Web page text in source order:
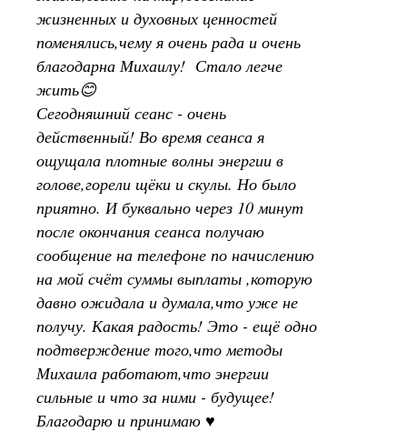
жизненных и духовных ценностей
поменялись,чему я очень рада и очень
благодарна Михаилу! Стало легче
жить😊
Сегодняшний сеанс - очень
действенный! Во время сеанса я
ощущала плотные волны энергии в
голове,горели щёки и скулы. Но было
приятно. И буквально через 10 минут
после окончания сеанса получаю
сообщение на телефоне по начислению
на мой счёт суммы выплаты ,которую
давно ожидала и думала,что уже не
получу. Какая радость! Это - ещё одно
подтверждение того,что методы
Михаила работают,что энергии
сильные и что за ними - будущее!
Благодарю и принимаю ♥️